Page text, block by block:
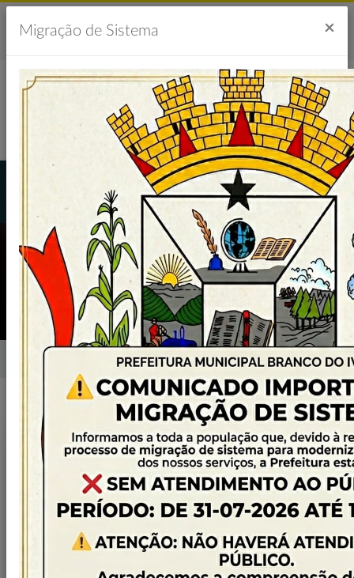
LICITAÇÕES
Licitações
Filtro
MODALIDADE: INEXIGIBILIDADE
Migração de Sistema ×